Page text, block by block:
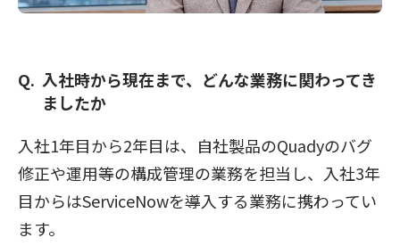
入社時から現在まで、どんな業務に関わってき
ましたか
入社1年目から2年目は、自社製品のQuadyのバグ
修正や運用等の構成管理の業務を担当し、入社3年
目からはServiceNowを導入する業務に携わってい
ます。